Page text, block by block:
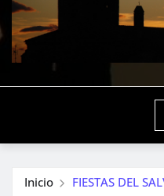
Inicio FIESTAS DEL